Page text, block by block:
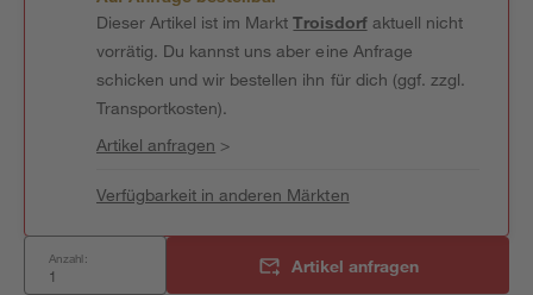
Dieser Artikel ist im MarktTroisdorfaktuell nicht
vorrätig. Du kannst uns aber eine Anfrage
schicken und wir bestellen ihn für dich (ggf. zzgl.
Transportkosten).
Artikel anfragen >
Verfügbarkeit in anderen Märkten
Anzahl: Artikel anfragen